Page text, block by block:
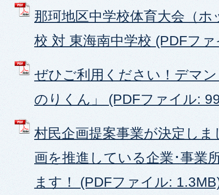
那珂地区中学校体育大会（ホ
校 対 東海南中学校 (PDFフ
ぜひご利用ください！デマ
のりくん」 (PDFファイル:
村民企画提案事業が決定し
画を推進している企業･事業
ます！ (PDFファイル: